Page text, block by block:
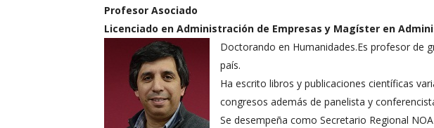
Profesor Asociado
Licenciado en Administración de Empresas y Magíster en
Doctorando en Humanidades.Es profesor de
país.
Ha escrito libros y publicaciones científicas
congresos además de panelista y
Se desempeña como Secretario Regional